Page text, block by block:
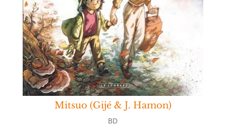
Mitsuo (Gijé & J. Hamon)
BD